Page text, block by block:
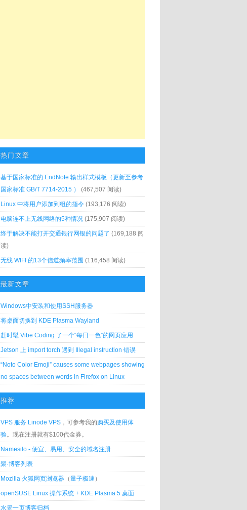
热门文章
基于国家标准的 EndNote 输出样式模板（更新至参考
国家标准 GB/T 7714-2015 ）
(467,507 阅读)
Linux 中将用户添加到组的指令 (193,176 阅读)
电脑连不上无线网络的5种情况 (175,907 阅读)
终于解决不能打开交通银行网银的问题了 (169,188 阅
读)
无线 WIFI 的13个信道频率范围 (116,458 阅读)
最新文章
Windows中安装和使用SSH服务器
将桌面切换到 KDE Plasma Wayland
赶时髦 Vibe Coding 了一个“每日一色”的网页应用
Jetson 上 import torch 遇到 Illegal instruction 错误
“Noto Color Emoji” causes some webpages showing
no spaces between words in Firefox on Linux
推荐
VPS 服务 Linode VPS ，可参考我的购买及使用体
验。现在注册就有$100代金券。
Namesilo - 便宜、易用、安全的域名注册
聚·博客列表
Mozilla 火狐网页浏览器 （量子极速 ）
openSUSE Linux 操作系统 + KDE Plasma 5 桌面
水景一页博客归档